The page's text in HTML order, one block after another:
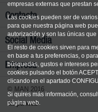
Contacta
Social Media
Empresa
© MAN 2016
Mapa web
empresas externas que prestan
Las cookies pueden ser de
para que nuestra página web
autorización y son las únicas
El resto de cookies sirven para
en base a tus preferencias, o
búsquedas, gustos e intereses
cookies pulsando el botón
clicando en el apartado
Si quires más información,
página web.